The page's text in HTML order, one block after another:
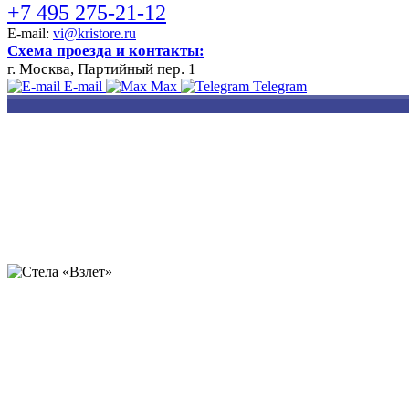
+7 495 275-21-12
E-mail: vi@kristore.ru
Схема проезда и контакты:
г. Москва, Партийный пер. 1
E-mail Max Telegram